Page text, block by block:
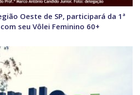
Oeste de SP, participará da 1ª
seu Vôlei Feminino 60+